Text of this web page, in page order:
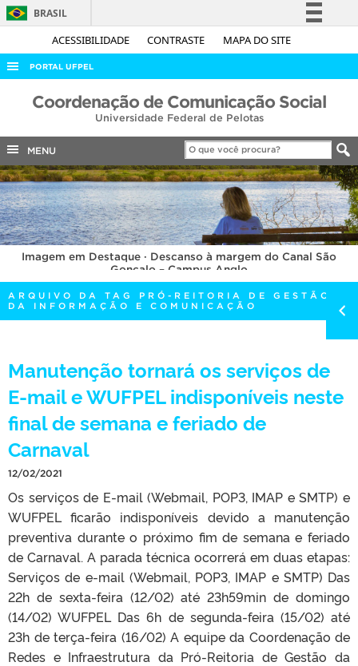
ACESSIBILIDADE CONTRASTE MAPA DO SITE
BRASIL
Simplifique!
Acesso à informação
Legislação
Canais
PORTAL UFPEL
ACESSO À INFORMAÇÃO
COBALTO
CONCURSOS
EDITAIS
INTERNACIONAL
OUVIDORIA
PORTARIAS
TELEFONES
Coordenação de Comunicação Social
Universidade Federal de Pelotas
MENU
Imagem em Destaque · Descanso à margem do Canal São
Gonçalo – Campus Anglo
ARQUIVO DA TAG PRÓ-REITORIA DE GESTÃO
DA INFORMAÇÃO E COMUNICAÇÃO
Manutenção tornará os serviços de
E-mail e WUFPEL indisponíveis neste
final de semana e feriado de
Carnaval
12/02/2021
Os serviços de E-mail (Webmail, POP3, IMAP e SMTP) e
WUFPEL ficarão indisponíveis devido a manutenção
preventiva durante o próximo fim de semana e feriado
de Carnaval. A parada técnica ocorrerá em duas etapas:
Serviços de e-mail (Webmail, POP3, IMAP e SMTP) Das
22h de sexta-feira (12/02) até 23h59min de domingo
(14/02) WUFPEL Das 6h de segunda-feira (15/02) até
23h de terça-feira (16/02) A equipe da Coordenação de
Redes e Infraestrutura da Pró-Reitoria de Gestão da